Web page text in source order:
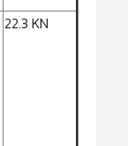
22.3 KN